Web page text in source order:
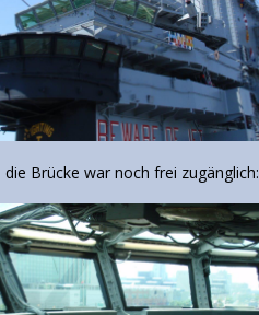
die Brücke war noch frei zugänglich: